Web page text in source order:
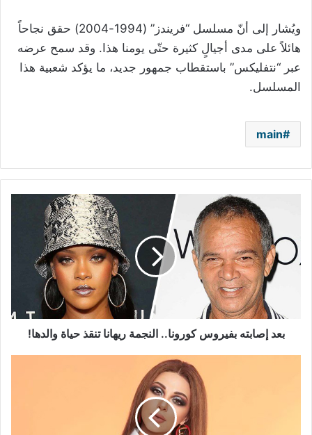
ويُشار إلى أنّ مسلسل “فريندز” (1994-2004) حقق نجاحاً
هائلاً على مدى أجيالٍ كثيرة حتّى يومنا هذا. وقد سمح عرضه
عبر “نتفليكس” باستقطاب جمهور جديد، ما يؤكد شعبية هذا
المسلسل.
main
بفيروس
كورونا..
النجمة
والدها!
بعد إصابته بفيروس كورونا.. النجمة ريهانا تنقذ حياة والدها!